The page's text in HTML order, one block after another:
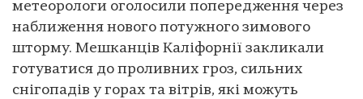
метеорологи оголосили попередження через
наближення нового потужного зимового
шторму. Мешканців Каліфорнії закликали
готуватися до проливних гроз, сильних
снігопадів у горах та вітрів, які можуть